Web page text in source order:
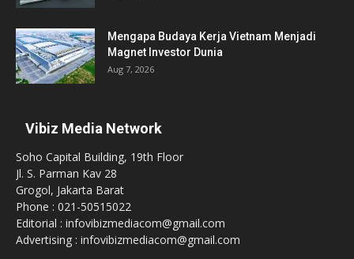
Mengapa Budaya Kerja Vietnam Menjadi
Magnet Investor Dunia
Aug 7, 2026
Vibiz Media Network
Soho Capital Building, 19th Floor
Jl. S. Parman Kav 28
Grogol, Jakarta Barat
Phone : 021-50515022
Editorial : infovibizmediacom@gmail.com
Advertising : infovibizmediacom@gmail.com